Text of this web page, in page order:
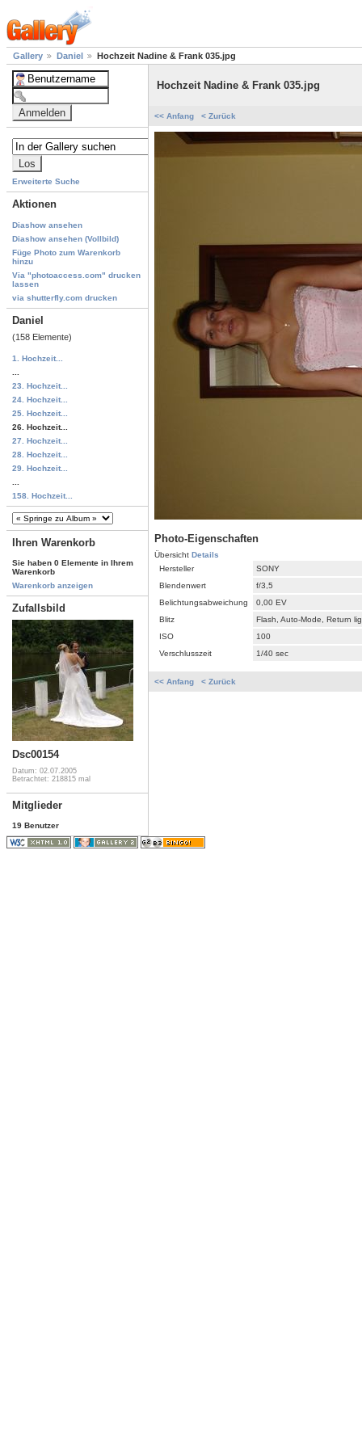
Gallery Daniel Hochzeit Nadine & Frank 035.jpg
Erweiterte Suche
Aktionen
Diashow ansehen
Diashow ansehen (Vollbild)
Füge Photo zum Warenkorb
hinzu
Via "photoaccess.com" drucken
lassen
via shutterfly.com drucken
Daniel
(158 Elemente)
1. Hochzeit...
23. Hochzeit...
24. Hochzeit...
25. Hochzeit...
26. Hochzeit...
27. Hochzeit...
28. Hochzeit...
29. Hochzeit...
158. Hochzeit...
Ihren Warenkorb
Sie haben 0 Elemente in Ihrem
Warenkorb
Warenkorb anzeigen
Zufallsbild
Dsc00154
Datum: 02.07.2005
Betrachtet: 218815 mal
Mitglieder
19 Benutzer
Hochzeit Nadine & Frank 035.jpg
<< Anfang < Zurück
Photo-Eigenschaften
Übersicht Details
Hersteller
SONY
Blendenwert
f/3,5
Belichtungsabweichung
0,00 EV
Blitz
Flash, Auto-Mode, Return
ISO
100
Verschlusszeit
1/40 sec
<< Anfang < Zurück